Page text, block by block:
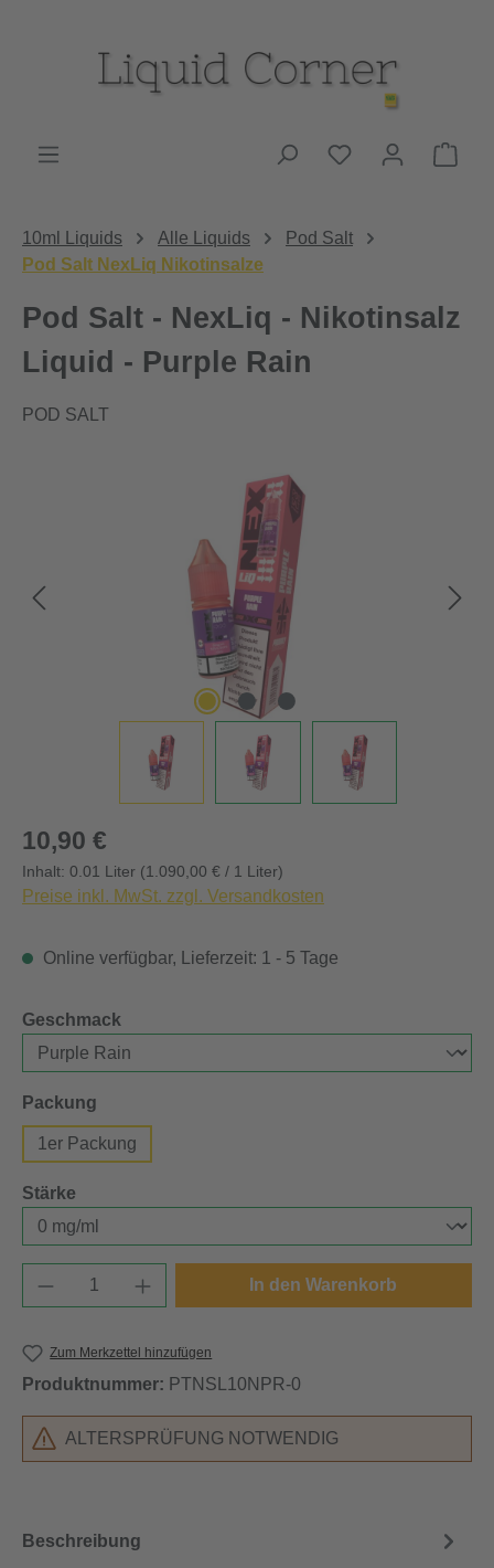
Du hast 0
10ml Liquids Alle Liquids
Pod Salt
Pod Salt NexLiq Nikotinsalze
Pod Salt - NexLiq - Nikotinsalz
Liquid - Purple Rain
POD SALT
Regulärer Preis:
10,90 €
Inhalt: 0.01 Liter (1.090,00 € / 1 Liter)
Preise inkl. MwSt. zzgl. Versandkosten
Online verfügbar, Lieferzeit: 1 - 5 Tage
Geschmack
Packung
1er Packung
Stärke
Produkt Anzahl: Gib den gewünschten
In den Warenkorb
Zum Merkzettel hinzufügen
Produktnummer: PTNSL10NPR-0
ALTERSPRÜFUNG NOTWENDIG
Beschreibung